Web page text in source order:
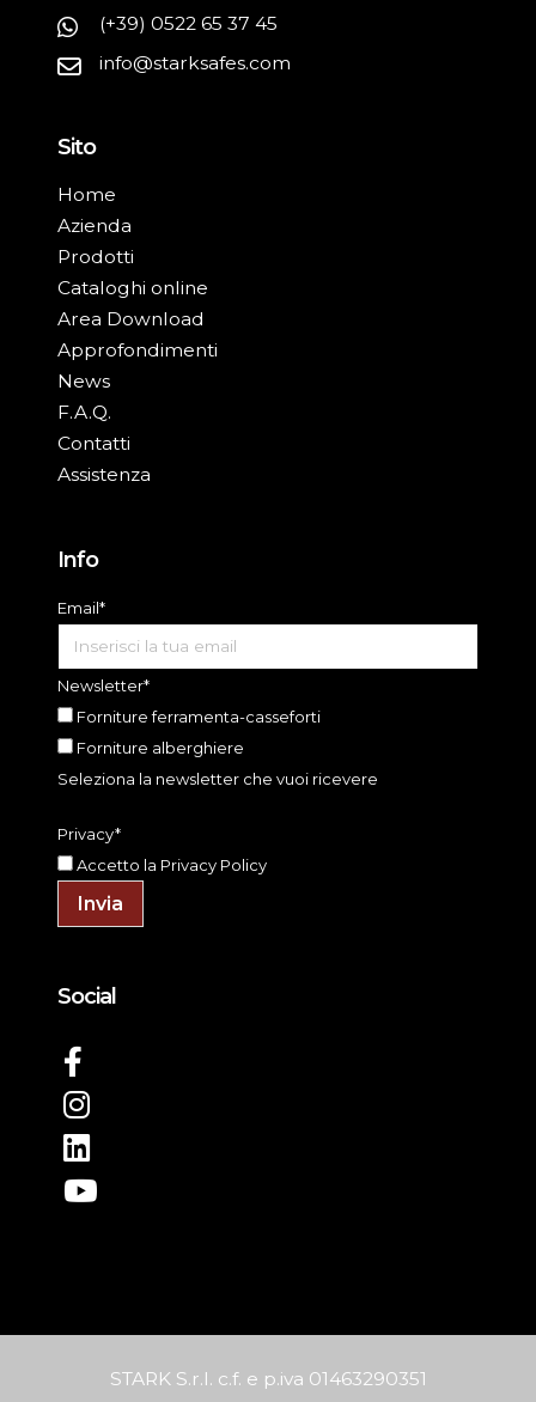
(+39) 0522 65 37 45
info@starksafes.com
Sito
Home
Azienda
Prodotti
Cataloghi online
Area Download
Approfondimenti
News
F.A.Q.
Contatti
Assistenza
Info
Email*
Newsletter*
Forniture ferramenta-casseforti
Forniture alberghiere
Seleziona la newsletter che vuoi ricevere
Privacy*
Accetto la Privacy Policy
Invia
Social
STARK S.r.l. c.f. e p.iva 01463290351